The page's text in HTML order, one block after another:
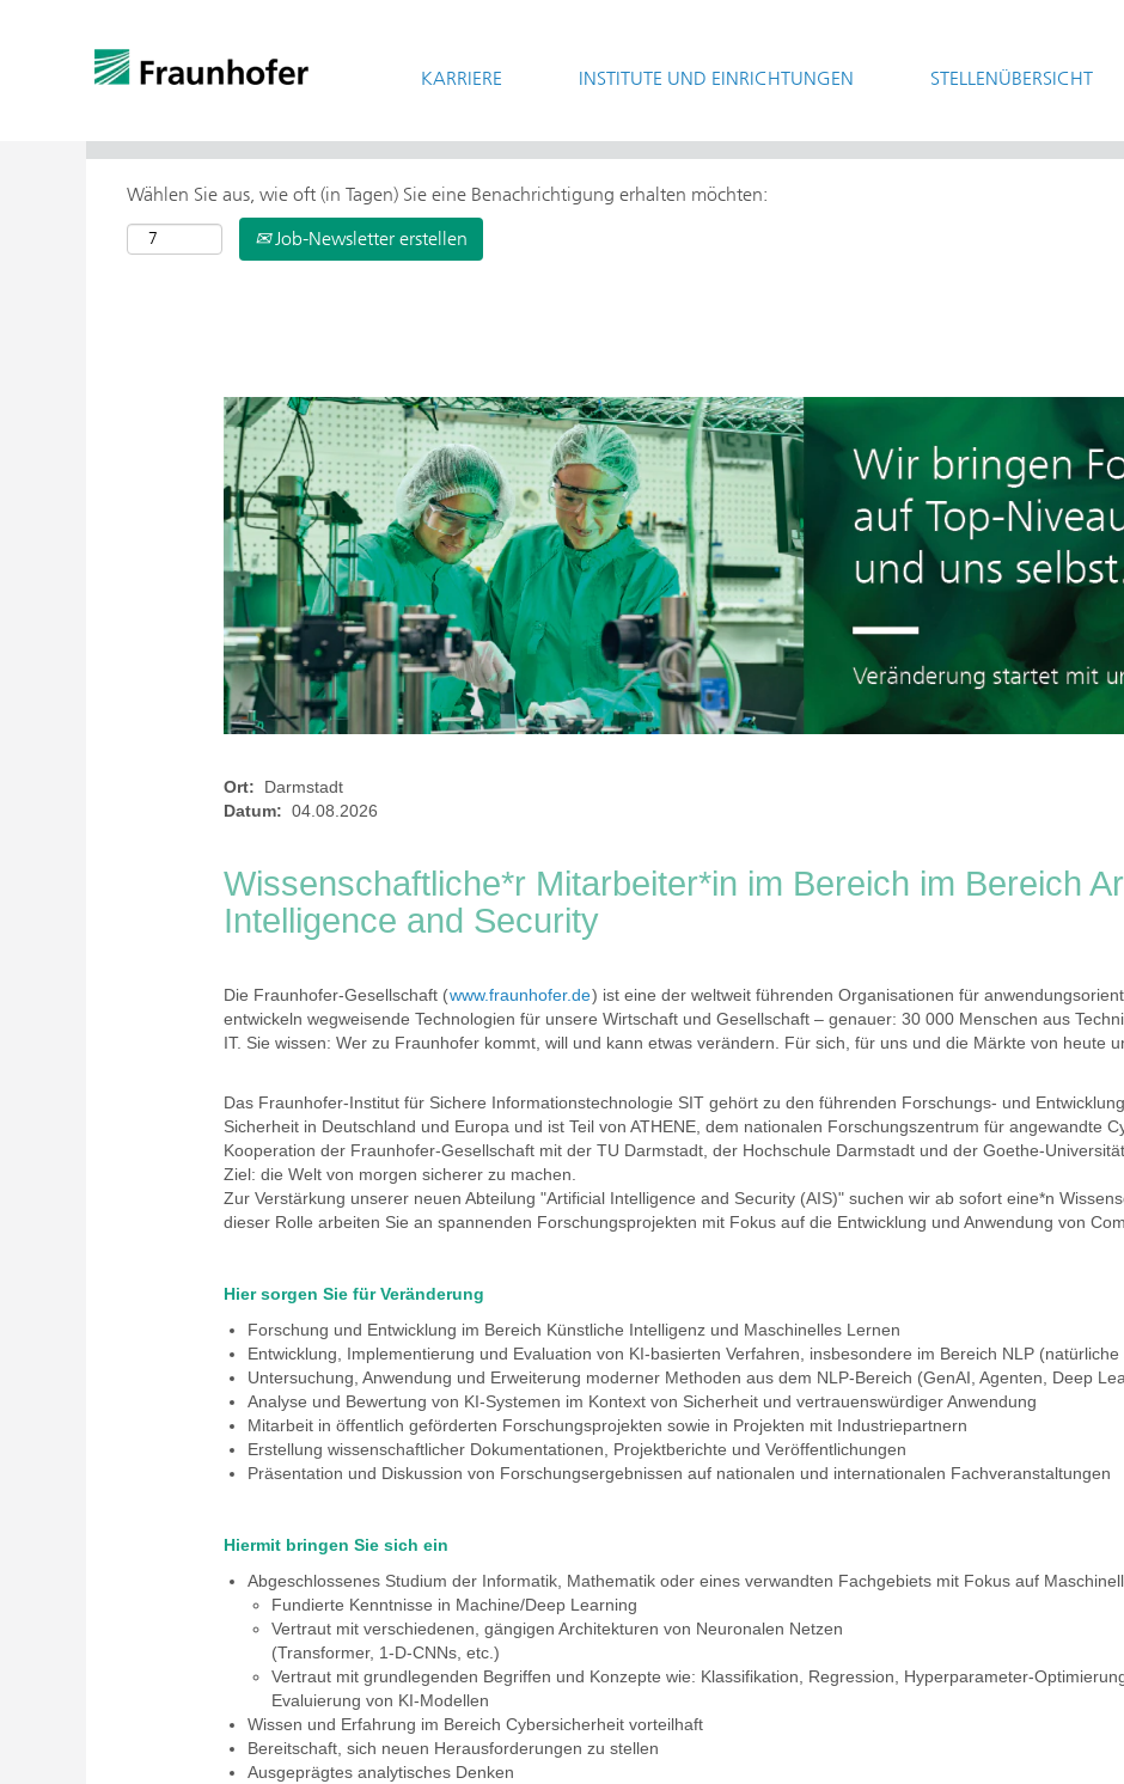
KARRIERE INSTITUTE UND EINRICHTUNGEN STELLENÜBERSICHT
> Weitere Suchoptionen
Wählen Sie aus, wie oft (in Tagen) Sie eine Benachrichtigung erhalten möchten:
Job-Newsletter erstellen
Ort: Darmstadt
Datum: 04.08.2026
Wissenschaftliche*r Mitarbeiter*in im Bereich im Bereich
Intelligence and Security
Die Fraunhofer-Gesellschaft (www.fraunhofer.de) ist eine der weltweit führenden Organisationen für
entwickeln wegweisende Technologien für unsere Wirtschaft und Gesellschaft – genauer: 30 000 Menschen aus
IT. Sie wissen: Wer zu Fraunhofer kommt, will und kann etwas verändern. Für sich, für uns und die Märkte von heute
Das Fraunhofer-Institut für Sichere Informationstechnologie SIT gehört zu den führenden Forschungs- und
Sicherheit in Deutschland und Europa und ist Teil von ATHENE, dem nationalen Forschungszentrum für angewandte
Kooperation der Fraunhofer-Gesellschaft mit der TU Darmstadt, der Hochschule Darmstadt und der Goethe-
Ziel: die Welt von morgen sicherer zu machen.
Zur Verstärkung unserer neuen Abteilung "Artificial Intelligence and Security (AIS)" suchen wir ab sofort eine*n
dieser Rolle arbeiten Sie an spannenden Forschungsprojekten mit Fokus auf die Entwicklung und Anwendung von
Hier sorgen Sie für Veränderung
Forschung und Entwicklung im Bereich Künstliche Intelligenz und Maschinelles Lernen
Entwicklung, Implementierung und Evaluation von KI-basierten Verfahren, insbesondere im Bereich NLP
Untersuchung, Anwendung und Erweiterung moderner Methoden aus dem NLP-Bereich (GenAI, Agenten, Deep
Analyse und Bewertung von KI-Systemen im Kontext von Sicherheit und vertrauenswürdiger Anwendung
Mitarbeit in öffentlich geförderten Forschungsprojekten sowie in Projekten mit Industriepartnern
Erstellung wissenschaftlicher Dokumentationen, Projektberichte und Veröffentlichungen
Präsentation und Diskussion von Forschungsergebnissen auf nationalen und internationalen Fachveranstaltungen
Hiermit bringen Sie sich ein
Abgeschlossenes Studium der Informatik, Mathematik oder eines verwandten Fachgebiets mit Fokus auf
Fundierte Kenntnisse in Machine/Deep Learning
Vertraut mit verschiedenen, gängigen Architekturen von Neuronalen Netzen
(Transformer, 1-D-CNNs, etc.)
Vertraut mit grundlegenden Begriffen und Konzepte wie: Klassifikation, Regression, Hyperparameter-
Evaluierung von KI-Modellen
Wissen und Erfahrung im Bereich Cybersicherheit vorteilhaft
Bereitschaft, sich neuen Herausforderungen zu stellen
Ausgeprägtes analytisches Denken